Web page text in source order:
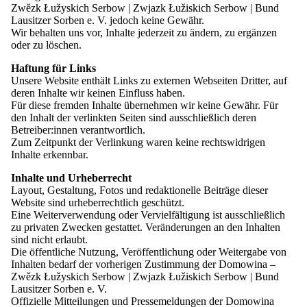
Das Internationale Folklorefestival ŁUŽICA – ŁUŽYCA –
LAUSITZ findet an drei Orten in der Lausitz statt: Budyšin |
(Niederlausitz). Alle Festivalorte sind gut mit dem Bus oder Auto,
bzw. Budyšin | Bautzen auch mit der Bahn erreichbar.
Budyšin I Bautzen
Über die Autobahn A4, Abfahrt Bautzen-Ost oder Bautzen-West.
Der Bahnhof Bautzen liegt an der Strecke Dresden–Görlitz und ist
nur wenige Gehminuten vom Stadtzentrum entfernt.
Zur Google Karte
Chrósćicy | Crostwitz
Über die Autobahn A4, Abfahrt Uhyst a. T., anschließend der
Beschilderung folgen. Mit dem Bus bis Panschwitz-Kuckau, von
dort weiter mit der Buslinie 117 in Richtung Crostwitz.
Zur Google Karte
Hochoza | Drachhausen
Zwězk Łužyskich Serbow | Zwjazk Łužiskich Serbow | Bund
Lausitzer Sorben e. V. jedoch keine Gewähr.
Wir behalten uns vor, Inhalte jederzeit zu ändern, zu ergänzen
oder zu löschen.
Haftung für Links
Unsere Website enthält Links zu externen Webseiten Dritter, auf
deren Inhalte wir keinen Einfluss haben.
Für diese fremden Inhalte übernehmen wir keine Gewähr. Für
den Inhalt der verlinkten Seiten sind ausschließlich deren
Betreiber:innen verantwortlich.
Zum Zeitpunkt der Verlinkung waren keine rechtswidrigen
Inhalte erkennbar.
Inhalte und Urheberrecht
Layout, Gestaltung, Fotos und redaktionelle Beiträge dieser
Website sind urheberrechtlich geschützt.
Eine Weiterverwendung oder Vervielfältigung ist ausschließlich
zu privaten Zwecken gestattet. Veränderungen an den Inhalten
sind nicht erlaubt.
Die öffentliche Nutzung, Veröffentlichung oder Weitergabe von
Inhalten bedarf der vorherigen Zustimmung der Domowina –
Zwězk Łužyskich Serbow | Zwjazk Łužiskich Serbow | Bund
Lausitzer Sorben e. V.
Offizielle Mitteilungen und Pressemeldungen der Domowina
Verweildauer, die Referrer-URL sowie technische
Informationen zum verwendeten Endgerät, Browser und
Betriebssystem verarbeitet. Die Verarbeitung der Daten
erfolgt ausschließlich auf unserem ei-genen Server. Eine
nicht statt. Die mittels Matomo erhobenen Daten werden
für einen Zeitraum von 6 Monate gespeichert und
anschließend gelöscht. Die Speicherung erfolgt
ausschließlich zu dem Zweck der Analyse und
Optimierung unseres Internetangebots.
Google Search Console
Wir nutzen die Google Search Console, einen Dienst der
Dublin 4, Irland. Die Google Search Console unterstützt
uns dabei, die Auffindbarkeit unserer Website in der
Google-Suche auszuwerten und technische sowie
inhaltliche Optimierungspotenziale zu erkennen.
Über die Google Search Console erhalten wir insbesondere
Informationen dazu, über welche Suchanfragen unsere
Website in der Google-Suche angezeigt oder aufgerufen
wurde, sowie statistische Angaben wie Impressionen,
Klicks, Klickraten und durchschnittliche Positionen. Nach
unserem derzeitigen technischen Einsatz werden durch die